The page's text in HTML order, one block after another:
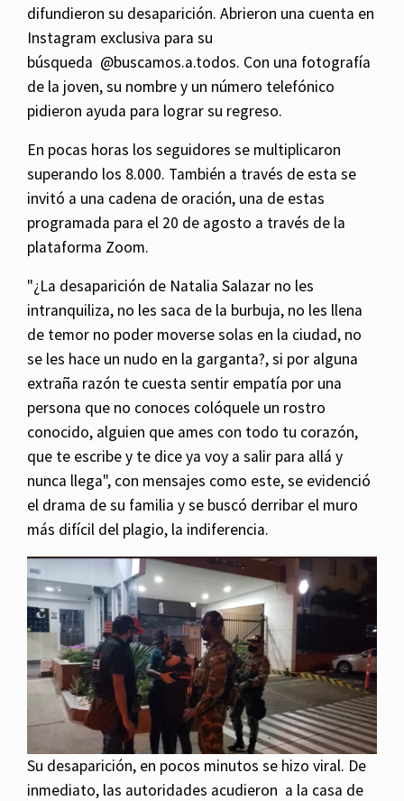
difundieron su desaparición. Abrieron una cuenta en
Instagram exclusiva para su
búsqueda @buscamos.a.todos. Con una fotografía
de la joven, su nombre y un número telefónico
pidieron ayuda para lograr su regreso.
En pocas horas los seguidores se multiplicaron
superando los 8.000. También a través de esta se
invitó a una cadena de oración, una de estas
programada para el 20 de agosto a través de la
plataforma Zoom.
"¿La desaparición de Natalia Salazar no les
intranquiliza, no les saca de la burbuja, no les llena
de temor no poder moverse solas en la ciudad, no
se les hace un nudo en la garganta?, si por alguna
extraña razón te cuesta sentir empatía por una
persona que no conoces colóquele un rostro
conocido, alguien que ames con todo tu corazón,
que te escribe y te dice ya voy a salir para allá y
nunca llega", con mensajes como este, se evidenció
el drama de su familia y se buscó derribar el muro
más difícil del plagio, la indiferencia.
Su desaparición, en pocos minutos se hizo viral. De
inmediato, las autoridades acudieron a la casa de